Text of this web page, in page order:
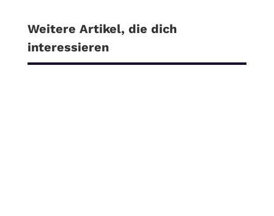
Weitere Artikel, die dich
interessieren